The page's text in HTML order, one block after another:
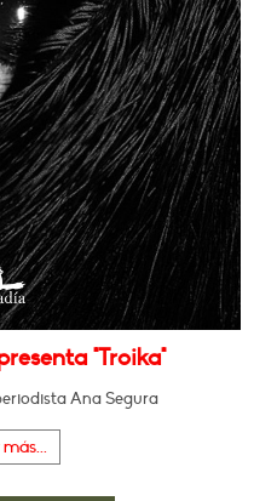
"Troika"
Ana Segura
más...